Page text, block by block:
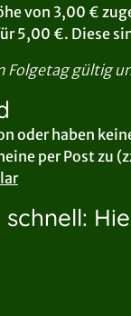
von 3,00 €
5,00 €. Diese
Folgetag gültig
oder haben
per Post zu